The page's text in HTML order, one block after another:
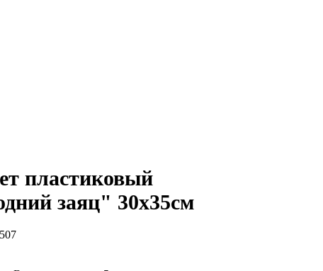
пластиковый
заяц" 30х35см